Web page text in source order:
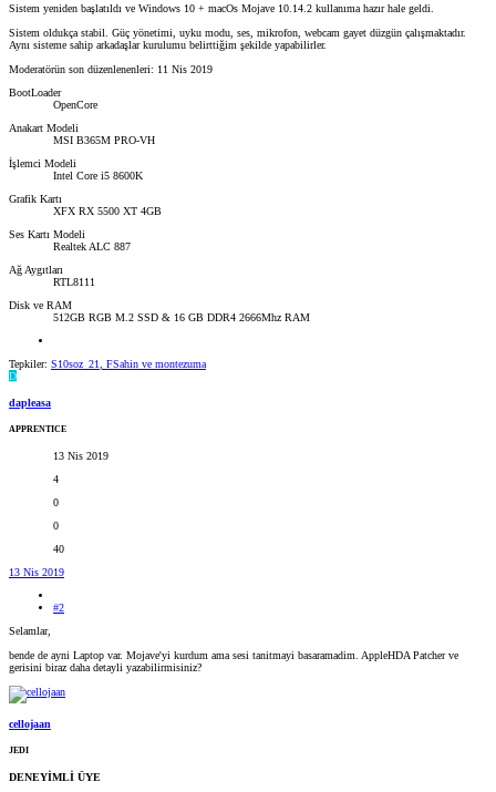
Sistem yeniden başlatıldı ve Windows 10 + macOs Mojave 10.14.2 kullanıma hazır hale geldi.
Sistem oldukça stabil. Güç yönetimi, uyku modu, ses, mikrofon, webcam gayet düzgün çalışmaktadır.
Aynı sisteme sahip arkadaşlar kurulumu belirttiğim şekilde yapabilirler.
Moderatörün son düzenlenenleri: 11 Nis 2019
BootLoader
OpenCore
Anakart Modeli
MSI B365M PRO-VH
İşlemci Modeli
Intel Core i5 8600K
Grafik Kartı
XFX RX 5500 XT 4GB
Ses Kartı Modeli
Realtek ALC 887
Ağ Aygıtları
RTL8111
Disk ve RAM
512GB RGB M.2 SSD & 16 GB DDR4 2666Mhz RAM
Tepkiler: S10soz_21 FSahin ve montezuma
D
dapleasa
APPRENTICE
13 Nis 2019
4
0
0
40
13 Nis 2019
#2
Selamlar,
bende de ayni Laptop var. Mojave'yi kurdum ama sesi tanitmayi basaramadim. AppleHDA Patcher ve
gerisini biraz daha detayli yazabilirmisiniz?
cellojaan
JEDI
DENEYİMLİ ÜYE